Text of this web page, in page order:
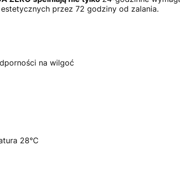
przez 72 godziny od zalania.
na wilgoć
28°C